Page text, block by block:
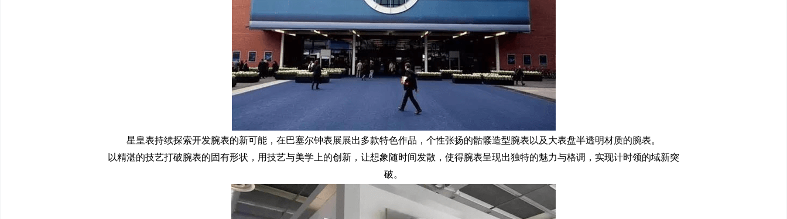
星皇表持续探索开发腕表的新可能，在巴塞尔钟表展展出多款特色作品，个性张扬的骷髅造型腕表以及大表盘半透明材质的腕表。
以精湛的技艺打破腕表的固有形状，用技艺与美学上的创新，让想象随时间发散，使得腕表呈现出独特的魅力与格调，实现计时领的域新突
破。